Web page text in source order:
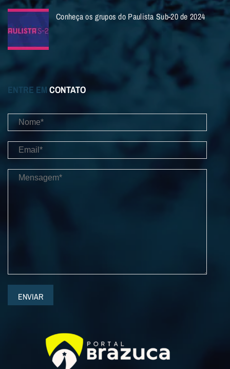
Conheça os grupos do Paulista Sub-20 de 2024
ENTRE EM CONTATO
ENVIAR